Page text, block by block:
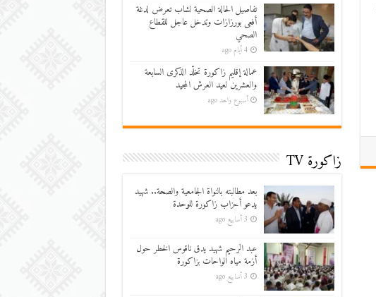
تفاصيل الحالة الصحية لشاب تعرض لدغة
أفعى بورزازات وتدخل عاجل للقطاع
الصحي
4 أيام ago
عمالة إقليم زاكورة تخلّد الذكرى السابعة
والعشرين لعيد العرش المجيد
أسبوع واحد ago
زاكورة TV
بعد مطالبته بالنواة الجامعية والصحة.. شهيد
يدعو أحزاب زاكورة للوحدة
3 أسابيع ago
عبد الرحيم شهيد يدق ناقوس الخطر حول
أزمة مياه الواحات بزاكورة
3 أسابيع ago